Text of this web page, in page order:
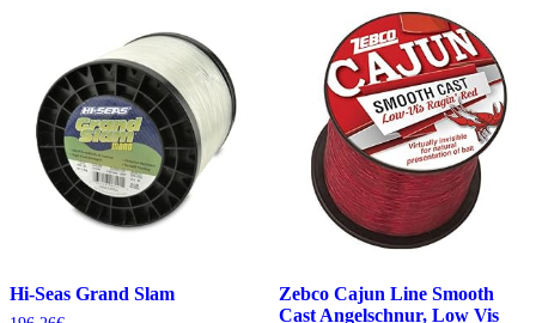
Hi-Seas Grand Slam
Zebco Cajun Line Smooth
Cast Angelschnur, Low Vis